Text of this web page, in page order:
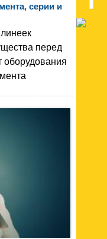
серии и
перед
оборудования